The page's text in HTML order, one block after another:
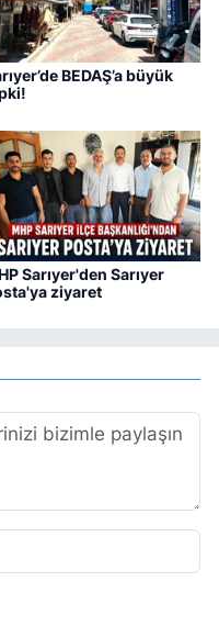
BEDAŞ’a büyük
Sarıyer'den Sarıyer
ziyaret